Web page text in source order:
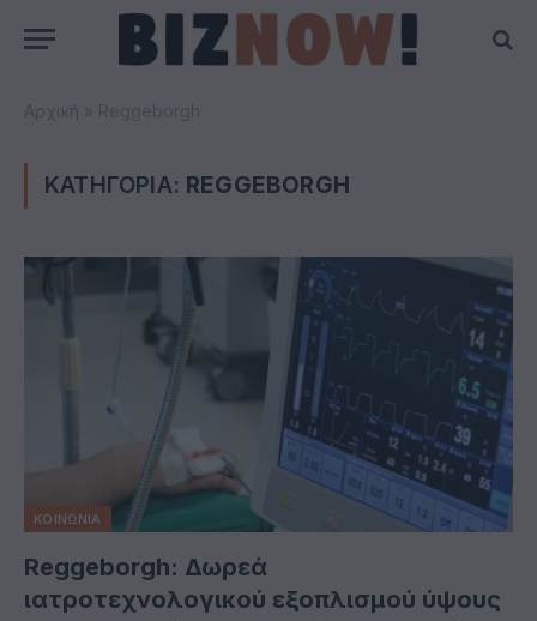
Αρχική
ΚΑΤΗΓΟΡΙΑ: REGGEBORGH
ΚΟΙΝΩΝΙΑ
Reggeborgh: Δωρεά
ιατροτεχνολογικού εξοπλισμού ύψους